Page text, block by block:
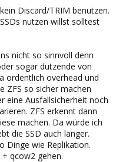
Discard/TRIM benutzen.
nutzen willst solltest
nicht so sinnvoll denn
sogar dutzende von
ordentlich overhead und
ZFS so sicher machen
eine Ausfallsicherheit noch
ZFS erkennt dann
machen. Da würde ich
die SSD auch länger.
Dinge wie Replikation.
qcow2 gehen.